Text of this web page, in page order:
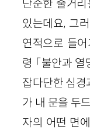
단순한 줄거
있는데요, 그
연적으로 들
령 「불안과
잡다단한 심경
가 내 문을 두
자의 어떤 면